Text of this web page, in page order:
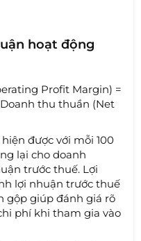
hoạt động
Profit Margin) =
thu thuần (Net
được với mỗi 100
lại cho doanh
trước thuế. Lợi
lợi nhuận trước thuế
gộp giúp đánh giá rõ
phí khi tham gia vào